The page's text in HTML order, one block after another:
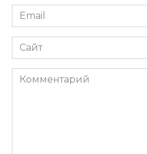
Email
*
Сайт
Комментарий